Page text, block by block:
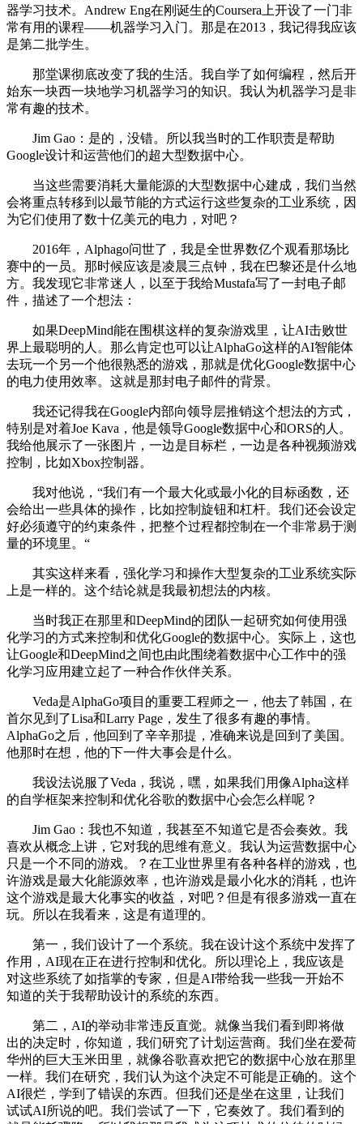
器学习技术。Andrew Eng在刚诞生的Coursera上开设了一门非
常有用的课程——机器学习入门。那是在2013，我记得我应该
是第二批学生。
那堂课彻底改变了我的生活。我自学了如何编程，然后开
始东一块西一块地学习机器学习的知识。我认为机器学习是非
常有趣的技术。
Jim Gao：是的，没错。所以我当时的工作职责是帮助
Google设计和运营他们的超大型数据中心。
当这些需要消耗大量能源的大型数据中心建成，我们当然
会将重点转移到以最节能的方式运行这些复杂的工业系统，因
为它们使用了数十亿美元的电力，对吧？
2016年，Alphago问世了，我是全世界数亿个观看那场比
赛中的一员。那时候应该是凌晨三点钟，我在巴黎还是什么地
方。我发现它非常迷人，以至于我给Mustafa写了一封电子邮
件，描述了一个想法：
如果DeepMind能在围棋这样的复杂游戏里，让AI击败世
界上最聪明的人。那么肯定也可以让AlphaGo这样的AI智能体
去玩一个另一个他很熟悉的游戏，那就是优化Google数据中心
的电力使用效率。这就是那封电子邮件的背景。
我还记得我在Google内部向领导层推销这个想法的方式，
特别是对着Joe Kava，他是领导Google数据中心和ORS的人。
我给他展示了一张图片，一边是目标栏，一边是各种视频游戏
控制，比如Xbox控制器。
我对他说，“我们有一个最大化或最小化的目标函数，还
会给出一些具体的操作，比如控制旋钮和杠杆。我们还会设定
好必须遵守的约束条件，把整个过程都控制在一个非常易于测
量的环境里。“
其实这样来看，强化学习和操作大型复杂的工业系统实际
上是一样的。这个结论就是我最初想法的内核。
当时我正在那里和DeepMind的团队一起研究如何使用强
化学习的方式来控制和优化Google的数据中心。实际上，这也
让Google和DeepMind之间也由此围绕着数据中心工作中的强
化学习应用建立起了一种合作伙伴关系。
Veda是AlphaGo项目的重要工程师之一，他去了韩国，在
首尔见到了Lisa和Larry Page，发生了很多有趣的事情。
AlphaGo之后，他回到了辛辛那提，准确来说是回到了美国。
他那时在想，他的下一件大事会是什么。
我设法说服了Veda，我说，嘿，如果我们用像Alpha这样
的自学框架来控制和优化谷歌的数据中心会怎么样呢？
Jim Gao：我也不知道，我甚至不知道它是否会奏效。我
喜欢从概念上讲，它对我的思维有意义。我认为运营数据中心
只是一个不同的游戏。？在工业世界里有各种各样的游戏，也
许游戏是最大化能源效率，也许游戏是最小化水的消耗，也许
这个游戏是最大化事实的收益，对吧？但是有很多游戏一直在
玩。所以在我看来，这是有道理的。
第一，我们设计了一个系统。我在设计这个系统中发挥了
作用，AI现在正在进行控制和优化。所以理论上，我应该是
对这些系统了如指掌的专家，但是AI带给我一些我一开始不
知道的关于我帮助设计的系统的东西。
第二，AI的举动非常违反直觉。就像当我们看到即将做
出的决定时，你知道，我们研究了计划运营商。我们坐在爱荷
华州的巨大玉米田里，就像谷歌喜欢把它的数据中心放在那里
一样。我们在研究，我们认为这个决定不可能是正确的。这个
AI很烂，学到了错误的东西。但我们还是坐在这里，让我们
试试AI所说的吧。我们尝试了一下，它奏效了。我们看到的